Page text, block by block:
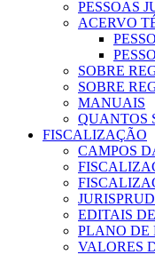
PESSOAS
ACERVO
SOBRE
SOBRE
MANUAIS
QUANTOS
FISCALIZAÇÃO
CAMPOS
EDITAIS
PLANO DE
VALORES